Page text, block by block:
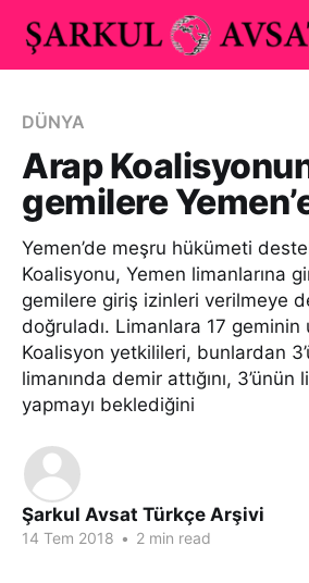
DÜNYA
Arap
gemilere
Yemen’de meşru hükümeti
Koalisyonu, Yemen limanlarına
gemilere giriş izinleri verilmeye
doğruladı. Limanlara 17 geminin
Koalisyon yetkilileri, bunlardan
limanında demir attığını, 3’ünün
yapmayı beklediğini
Şarkul Avsat Türkçe Arşivi
14 Tem 2018 • 2 min read